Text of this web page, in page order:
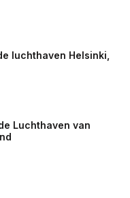
luchthaven Helsinki,
Luchthaven van